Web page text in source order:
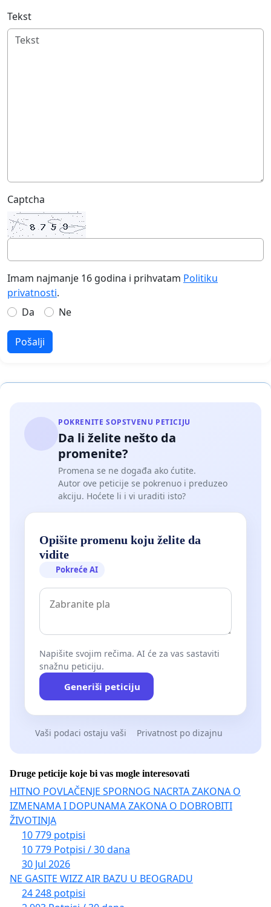
Tekst
Captcha
Imam najmanje 16 godina i prihvatam Politiku
privatnosti.
Da
Ne
Pošalji
POKRENITE SOPSTVENU PETICIJU
Da li želite nešto da
promenite?
Promena se ne događa ako ćutite.
Autor ove peticije se pokrenuo i preduzeo
akciju. Hoćete li i vi uraditi isto?
Opišite promenu koju želite da
vidite
Pokreće AI
Napišite svojim rečima. AI će za vas sastaviti
snažnu peticiju.
Generiši peticiju
Vaši podaci ostaju vaši Privatnost po dizajnu
Druge peticije koje bi vas mogle interesovati
HITNO POVLAČENJE SPORNOG NACRTA ZAKONA O
IZMENAMA I DOPUNAMA ZAKONA O DOBROBITI
ŽIVOTINJA
10 779 potpisi
10 779 Potpisi / 30 dana
30 Jul 2026
NE GASITE WIZZ AIR BAZU U BEOGRADU
24 248 potpisi